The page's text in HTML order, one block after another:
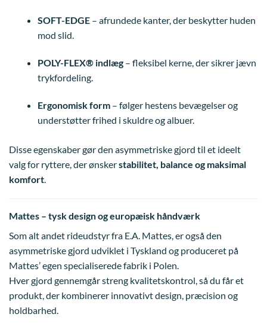
SOFT-EDGE – afrundede kanter, der beskytter huden
mod slid.
POLY-FLEX® indlæg – fleksibel kerne, der sikrer jævn
trykfordeling.
Ergonomisk form – følger hestens bevægelser og
understøtter frihed i skuldre og albuer.
Disse egenskaber gør den asymmetriske gjord til et ideelt
valg for ryttere, der ønskerstabilitet, balance og maksimal
komfort
Mattes – tysk design og europæisk håndværk
Som alt andet rideudstyr fra E.A. Mattes, er også den
asymmetriske gjord udviklet i Tyskland og produceret på
Mattes’ egen specialiserede fabrik i Polen.
Hver gjord gennemgår streng kvalitetskontrol, så du får et
produkt, der kombinerer innovativt design, præcision og
holdbarhed.